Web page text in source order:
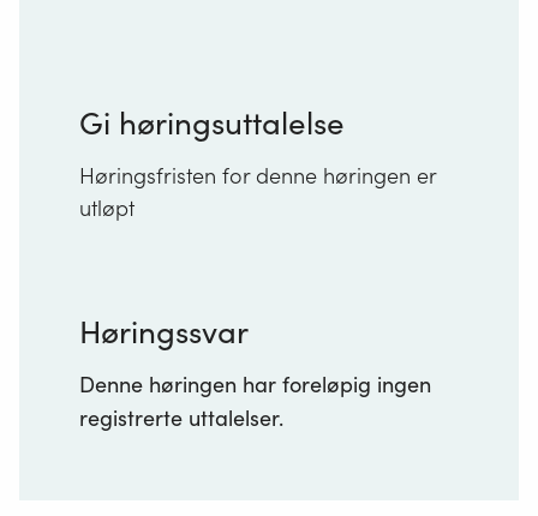
Gi høringsuttalelse
Høringsfristen for denne høringen er
utløpt
Høringssvar
Denne høringen har foreløpig ingen
registrerte uttalelser.